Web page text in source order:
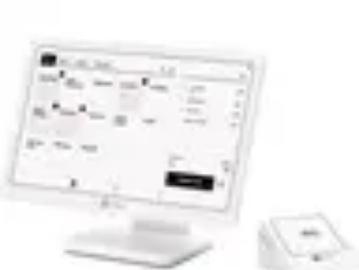
TutorialesGuías Prácticas
Software Fácil